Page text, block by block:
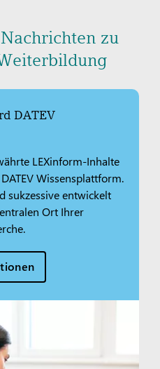
zu
DATEV
LEXinform-Inhalte
Wissensplattform.
sukzessive entwickelt
Ort Ihrer